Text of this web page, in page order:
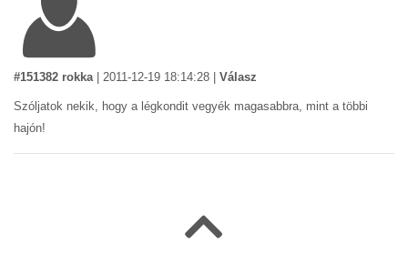
#151382 rokka| 2011-12-19 18:14:28 Válasz
Szóljatok nekik, hogy a légkondit vegyék magasabbra, mint a többi
hajón!